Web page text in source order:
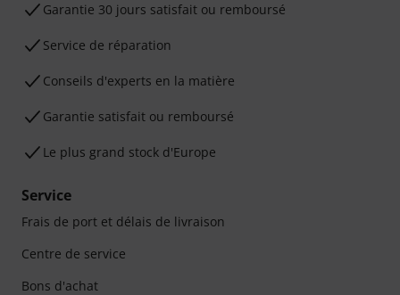
Garantie 30 jours satisfait ou remboursé
Service de réparation
Conseils d'experts en la matière
Garantie satisfait ou remboursé
Le plus grand stock d'Europe
Service
Frais de port et délais de livraison
Centre de service
Bons d'achat